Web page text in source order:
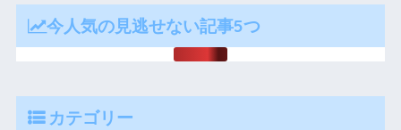
今人気の見逃せない記事5つ
カテゴリー